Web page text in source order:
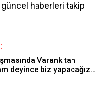
haberleri takip
Varank tan
deyince biz yapacağız